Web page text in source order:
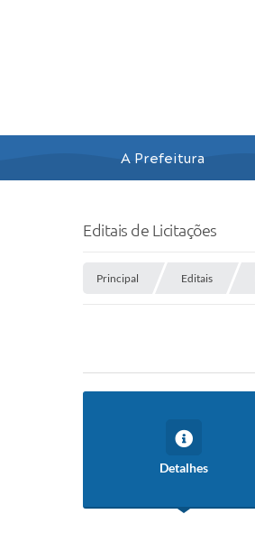
A Prefeitura
Editais de Licitações
Principal Editais
Detalhes